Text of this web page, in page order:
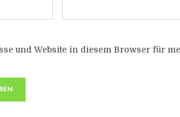
und Website in diesem Browser für